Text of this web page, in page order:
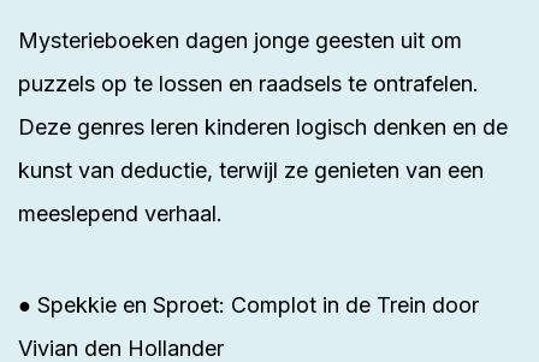
Mysterieboeken dagen jonge geesten uit om
puzzels op te lossen en raadsels te ontrafelen.
Deze genres leren kinderen logisch denken en de
kunst van deductie, terwijl ze genieten van een
meeslepend verhaal.
● Spekkie en Sproet: Complot in de Trein door
Vivian den Hollander